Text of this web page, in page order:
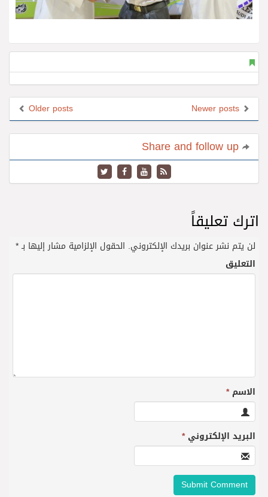
Older posts
اترك تعليقاً
لن يتم نشر عنوان بريدك الإلكتروني. الحقول الإلزامية مشار إليها بـ*
التعليق
الاسم*
البريد الإلكتروني*